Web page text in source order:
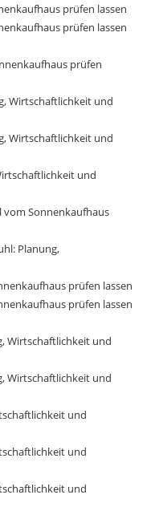
prüfen lassen
prüfen lassen
prüfen
Wirtschaftlichkeit und
Wirtschaftlichkeit und
und
vom Sonnenkaufhaus
Planung,
prüfen lassen
prüfen lassen
Wirtschaftlichkeit und
Wirtschaftlichkeit und
und
und
und